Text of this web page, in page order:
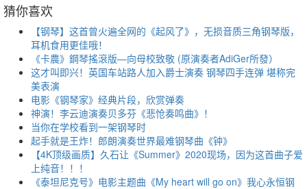
猜你喜欢
【钢琴】这首曾火遍全网的《起风了》，无损音质三角钢琴版，
耳机食用更佳哦！
《卡農》鋼琴搖滾版—向母校致敬 (原演奏者AdiGer所發）
这才叫即兴！英国车站路人加入爵士演奏 钢琴四手连弹 堪称完
美表演
电影《钢琴家》经典片段，欣赏弹奏
神演！李云迪演奏贝多芬《悲怆奏鸣曲》！
当你在学校看到一架钢琴时
起手就是王炸！郎朗演奏世界最难钢琴曲《钟》
【4K顶级画质】久石让《Summer》2020现场，因为这首曲子爱
上纯音！！！
《泰坦尼克号》电影主题曲《My heart will go on》我心永恒钢